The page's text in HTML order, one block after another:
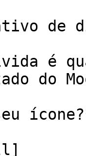
de
é
do